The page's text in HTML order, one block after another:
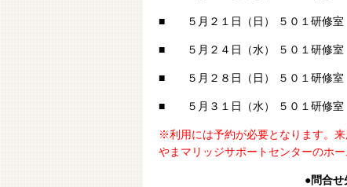
■ ５月２１日（日） ５０１研修室
■ ５月２４日（水） ５０１研修室
■ ５月２８日（日） ５０１研修室
■ ５月３１日（水） ５０１研修室
※利用には予約が必要となります。
やまマリッジサポートセンターのホ
●問合